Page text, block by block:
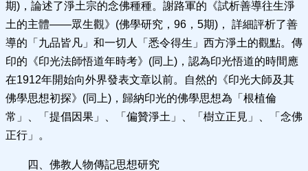
期)，論述了淨土宗的念佛種種。謝路軍的《試析善導往生淨
土的主體——眾生觀》(佛學研究，96，5期)， 詳細評析了善
導的「九品皆凡」和一切人「悉令得生」西方淨土的觀點。傳
印的《印光法師悟道年時考》(同上)，認為印光悟道的時間應
在1912年開始向外界發表文章以前。自然的《印光大師及其
佛學思想初探》(同上)，歸納印光的佛學思想為「根植倫
常」、「提倡因果」、「偏贊淨土」、「樹立正見」、「念佛
正行」。
四、佛教人物傳記思想研究